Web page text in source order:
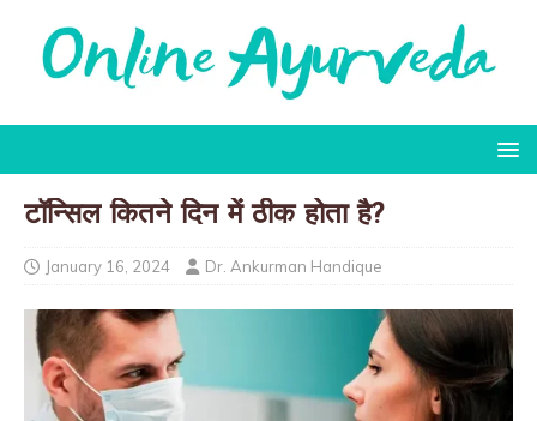
टॉन्सिल कितने दिन में ठीक होता है?
January 16, 2024 Dr. Ankurman Handique